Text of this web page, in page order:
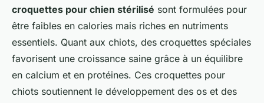
croquettes pour chien stérilisé sont formulées pour
être faibles en calories mais riches en nutriments
essentiels. Quant aux chiots, des croquettes spéciales
favorisent une croissance saine grâce à un équilibre
en calcium et en protéines. Ces croquettes pour
chiots soutiennent le développement des os et des